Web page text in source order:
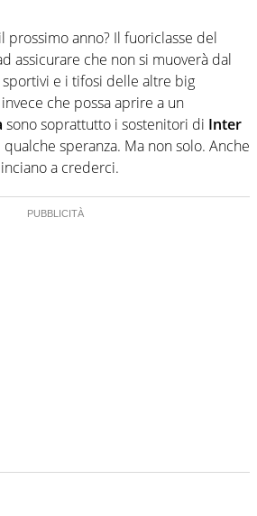
il prossimo anno? Il fuoriclasse del
assicurare che non si muoverà dal
e i tifosi delle altre big
che possa aprire a un
sono soprattutto i sostenitori di Inter
speranza. Ma non solo. Anche
a crederci.